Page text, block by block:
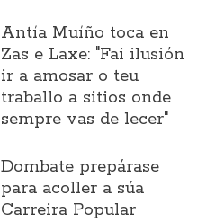
Antía Muíño toca en
Zas e Laxe: "Fai ilusión
ir a amosar o teu
traballo a sitios onde
sempre vas de lecer"
Dombate prepárase
para acoller a súa
Carreira Popular